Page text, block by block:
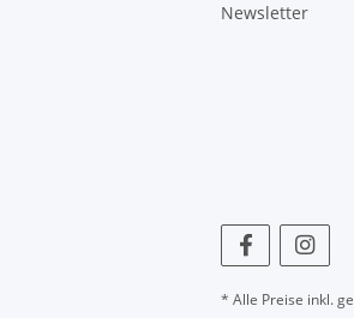
Newsletter
* Alle Preise inkl.